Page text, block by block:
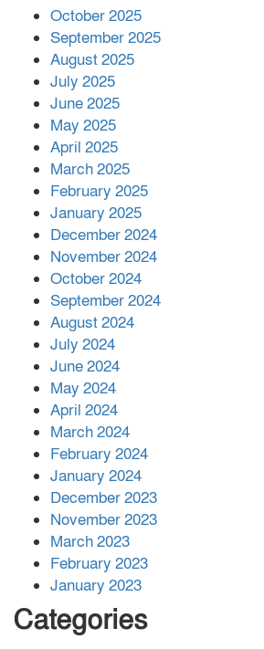
পর ফোন তারেক
সহায়তা দিলেন
October 2025
September 2025
August 2025
July 2025
June 2025
May 2025
April 2025
March 2025
February 2025
January 2025
December 2024
November 2024
October 2024
September 2024
August 2024
July 2024
June 2024
May 2024
April 2024
March 2024
February 2024
January 2024
December 2023
November 2023
March 2023
February 2023
January 2023
Categories